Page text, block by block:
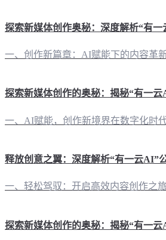
探索新媒体创作奥秘：深度解析“有
探索新媒体创作的奥秘：揭秘“有一
释放创意之翼：深度解析“有一云AI”
探索新媒体创作的奥秘：揭秘“有一